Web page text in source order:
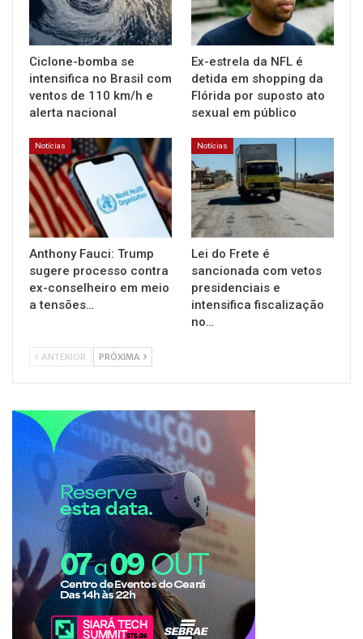
Ciclone-bomba se
intensifica no Brasil com
ventos de 110 km/h e
alerta nacional
Ex-estrela da NFL é
detida em shopping da
Flórida por suposto ato
sexual em público
Notícias
Anthony Fauci: Trump
sugere processo contra
ex-conselheiro em meio
a tensões…
Notícias
Lei do Frete é
sancionada com vetos
presidenciais e
intensifica fiscalização
no…
ANTERIOR PRÓXIMA